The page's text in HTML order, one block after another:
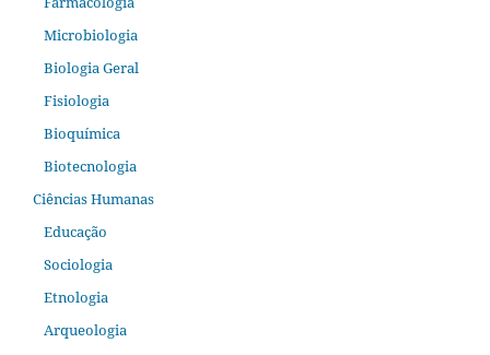
Microbiologia
Biologia Geral
Fisiologia
Bioquímica
Biotecnologia
Ciências Humanas
Educação
Sociologia
Etnologia
Arqueologia